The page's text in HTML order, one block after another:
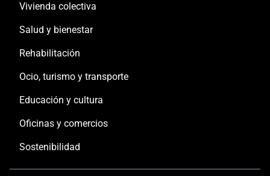
Vivienda colectiva
Salud y bienestar
Rehabilitación
Ocio, turismo y transporte
Educación y cultura
Oficinas y comercios
Sostenibilidad